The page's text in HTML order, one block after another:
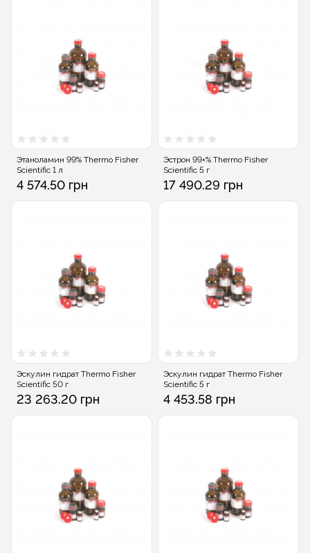
Этаноламин 99% Thermo Fisher
Scientific 1 л
4 574.50 грн
Эстрон 99+% Thermo Fisher
Scientific 5 г
17 490.29 грн
Эскулин гидрат Thermo Fisher
Scientific 50 г
23 263.20 грн
Эскулин гидрат Thermo Fisher
Scientific 5 г
4 453.58 грн